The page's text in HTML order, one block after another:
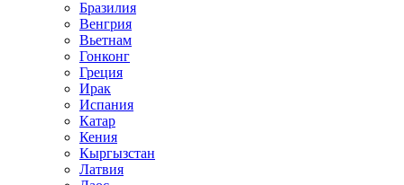
Бразилия
Венгрия
Вьетнам
Гонконг
Греция
Ирак
Испания
Катар
Кения
Кыргызстан
Латвия